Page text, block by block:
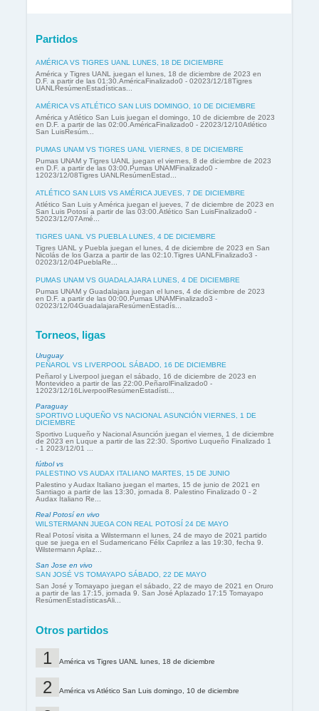
Partidos
AMÉRICA VS TIGRES UANL LUNES, 18 DE DICIEMBRE
América y Tigres UANL juegan el lunes, 18 de diciembre de 2023 en
D.F. a partir de las 01:30.AméricaFinalizado0 - 02023/12/18Tigres
UANLResúmenEstadísticas...
AMÉRICA VS ATLÉTICO SAN LUIS DOMINGO, 10 DE DICIEMBRE
América y Atlético San Luis juegan el domingo, 10 de diciembre de 2023
en D.F. a partir de las 02:00.AméricaFinalizado0 - 22023/12/10Atlético
San LuisResúm...
PUMAS UNAM VS TIGRES UANL VIERNES, 8 DE DICIEMBRE
Pumas UNAM y Tigres UANL juegan el viernes, 8 de diciembre de 2023
en D.F. a partir de las 03:00.Pumas UNAMFinalizado0 -
12023/12/08Tigres UANLResúmenEstad...
ATLÉTICO SAN LUIS VS AMÉRICA JUEVES, 7 DE DICIEMBRE
Atlético San Luis y América juegan el jueves, 7 de diciembre de 2023 en
San Luis Potosí a partir de las 03:00.Atlético San LuisFinalizado0 -
52023/12/07Amé...
TIGRES UANL VS PUEBLA LUNES, 4 DE DICIEMBRE
Tigres UANL y Puebla juegan el lunes, 4 de diciembre de 2023 en San
Nicolás de los Garza a partir de las 02:10.Tigres UANLFinalizado3 -
02023/12/04PueblaRe...
PUMAS UNAM VS GUADALAJARA LUNES, 4 DE DICIEMBRE
Pumas UNAM y Guadalajara juegan el lunes, 4 de diciembre de 2023
en D.F. a partir de las 00:00.Pumas UNAMFinalizado3 -
02023/12/04GuadalajaraResúmenEstadís...
Torneos, ligas
Uruguay
PEÑAROL VS LIVERPOOL SÁBADO, 16 DE DICIEMBRE
Peñarol y Liverpool juegan el sábado, 16 de diciembre de 2023 en
Montevideo a partir de las 22:00.PeñarolFinalizado0 -
12023/12/16LiverpoolResúmenEstadísti...
Paraguay
SPORTIVO LUQUEÑO VS NACIONAL ASUNCIÓN VIERNES, 1 DE
DICIEMBRE
Sportivo Luqueño y Nacional Asunción juegan el viernes, 1 de diciembre
de 2023 en Luque a partir de las 22:30. Sportivo Luqueño Finalizado 1
- 1 2023/12/01 ...
fútbol vs
PALESTINO VS AUDAX ITALIANO MARTES, 15 DE JUNIO
Palestino y Audax Italiano juegan el martes, 15 de junio de 2021 en
Santiago a partir de las 13:30, jornada 8. Palestino Finalizado 0 - 2
Audax Italiano Re...
Real Potosí en vivo
WILSTERMANN JUEGA CON REAL POTOSÍ 24 DE MAYO
Real Potosí visita a Wilstermann el lunes, 24 de mayo de 2021 partido
que se juega en el Sudamericano Félix Caprilez a las 19:30, fecha 9.
Wilstermann Aplaz...
San Jose en vivo
SAN JOSÉ VS TOMAYAPO SÁBADO, 22 DE MAYO
San José y Tomayapo juegan el sábado, 22 de mayo de 2021 en Oruro
a partir de las 17:15, jornada 9. San José Aplazado 17:15 Tomayapo
ResúmenEstadísticasAli...
Otros partidos
América vs Tigres UANL lunes, 18 de diciembre
América vs Atlético San Luis domingo, 10 de diciembre